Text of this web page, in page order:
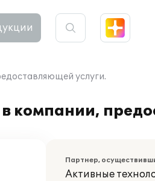
услуги.
компании,
Партнер,
Активные